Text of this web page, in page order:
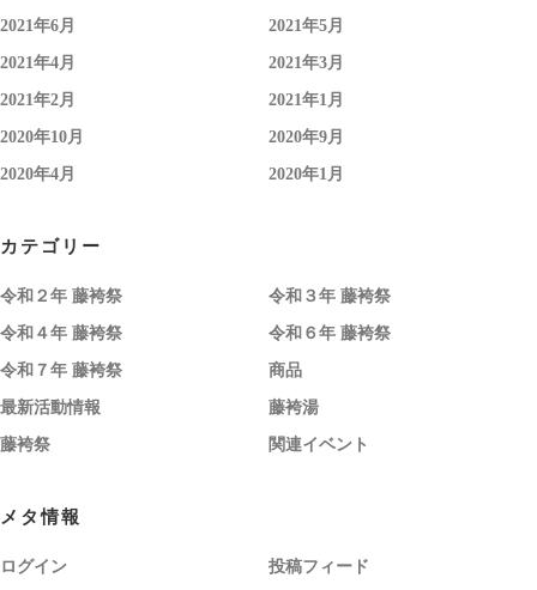
2021年6月 2021年5月
2021年4月 2021年3月
2021年2月 2021年1月
2020年10月 2020年9月
2020年4月 2020年1月
カテゴリー
令和２年 藤袴祭 令和３年 藤袴祭
令和４年 藤袴祭 令和６年 藤袴祭
令和７年 藤袴祭 商品
最新活動情報 藤袴湯
藤袴祭 関連イベント
メタ情報
ログイン 投稿フィード